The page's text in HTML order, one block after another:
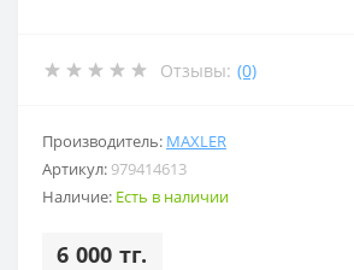
Отзывы: (0)
Производитель: MAXLER
Артикул: 979414613
Наличие: Есть в наличии
6 000 тг.